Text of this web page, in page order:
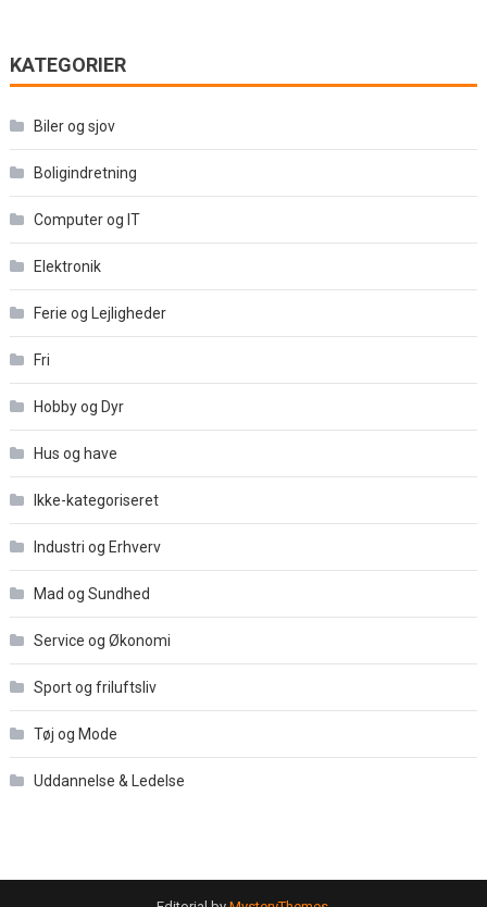
KATEGORIER
Biler og sjov
Boligindretning
Computer og IT
Elektronik
Ferie og Lejligheder
Fri
Hobby og Dyr
Hus og have
Ikke-kategoriseret
Industri og Erhverv
Mad og Sundhed
Service og Økonomi
Sport og friluftsliv
Tøj og Mode
Uddannelse & Ledelse